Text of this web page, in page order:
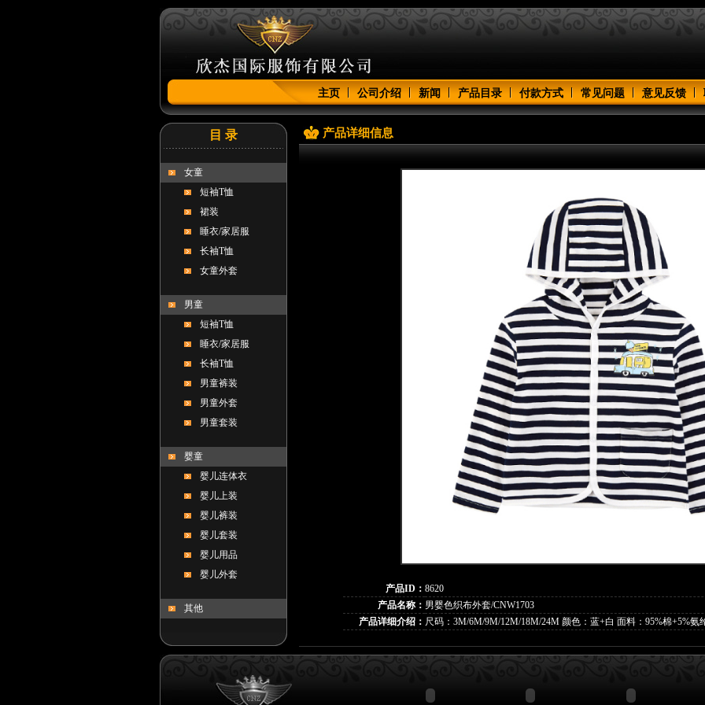
主页 公司介绍 新闻 产品目录 付款方式 常见问题 意见反馈
目 录
女童
短袖T恤
裙装
睡衣/家居服
长袖T恤
女童外套
男童
短袖T恤
睡衣/家居服
长袖T恤
男童裤装
男童外套
男童套装
婴童
婴儿连体衣
婴儿上装
婴儿裤装
婴儿套装
婴儿用品
婴儿外套
其他
产品详细信息
产品ID： 8620
产品名称： 男婴色织布外套/CNW1703
产品详细介绍： 尺码：3M/6M/9M/12M/18M/24M 颜色：蓝+白 面料：95%棉+5%氨